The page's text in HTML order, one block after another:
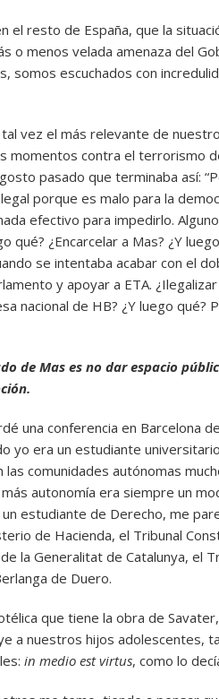
el resto de España, que la
o menos velada amenaza del
somos escuchados con
vez el más relevante de
momentos contra el terrorismo
pasado que terminaba así:
porque es malo para la
efectivo para impedirlo.
qué? ¿Encarcelar a Mas? ¿Y
se intentaba acabar con el
y apoyar a ETA.
nacional de HB? ¿Y luego qué?
de Mas es no dar espacio
una conferencia en Barcelona
yo era un estudiante
las comunidades autónomas
autonomía era siempre un
estudiante de Derecho, me
de Hacienda, el Tribunal
la Generalitat de Catalunya, el
de Duero.
que tiene la obra de
a nuestros hijos adolescentes,
in medio est virtus, como lo